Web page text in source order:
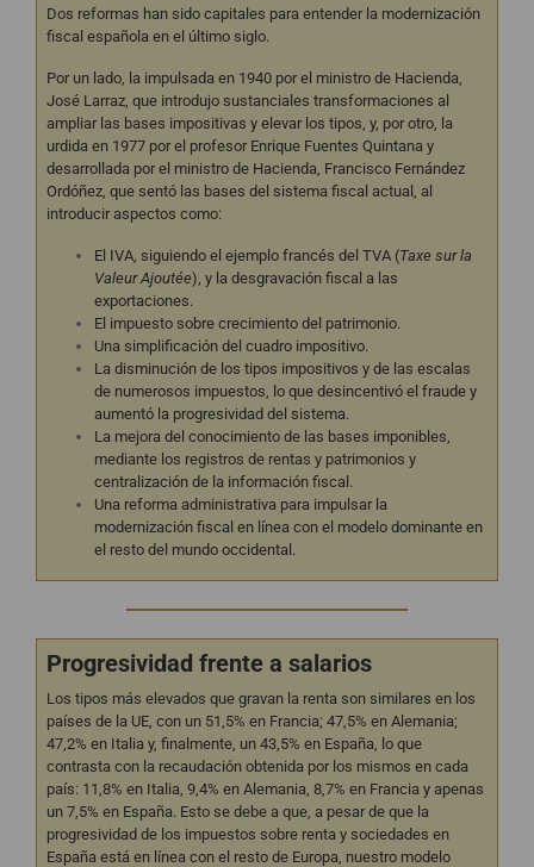
Dos reformas han sido capitales para entender la modernización
fiscal española en el último siglo.
Por un lado, la impulsada en 1940 por el ministro de Hacienda,
José Larraz, que introdujo sustanciales transformaciones al
ampliar las bases impositivas y elevar los tipos, y, por otro, la
urdida en 1977 por el profesor Enrique Fuentes Quintana y
desarrollada por el ministro de Hacienda, Francisco Fernández
Ordóñez, que sentó las bases del sistema fiscal actual, al
introducir aspectos como:
El IVA, siguiendo el ejemplo francés del TVA (Taxe sur la
Valeur Ajoutée), y la desgravación fiscal a las
exportaciones.
El impuesto sobre crecimiento del patrimonio.
Una simplificación del cuadro impositivo.
La disminución de los tipos impositivos y de las escalas
de numerosos impuestos, lo que desincentivó el fraude y
aumentó la progresividad del sistema.
La mejora del conocimiento de las bases imponibles,
mediante los registros de rentas y patrimonios y
centralización de la información fiscal.
Una reforma administrativa para impulsar la
modernización fiscal en línea con el modelo dominante en
el resto del mundo occidental.
Progresividad frente a salarios
Los tipos más elevados que gravan la renta son similares en los
países de la UE, con un 51,5% en Francia; 47,5% en Alemania;
47,2% en Italia y, finalmente, un 43,5% en España, lo que
contrasta con la recaudación obtenida por los mismos en cada
país: 11,8% en Italia, 9,4% en Alemania, 8,7% en Francia y apenas
un 7,5% en España. Esto se debe a que, a pesar de que la
progresividad de los impuestos sobre renta y sociedades en
España está en línea con el resto de Europa, nuestro modelo